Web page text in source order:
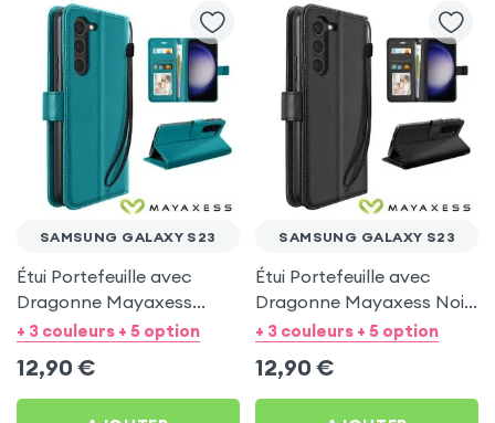
SAMSUNG GALAXY S23
Étui Portefeuille avec
Dragonne Mayaxess
Turquoise pour Samsung
+ 3 couleurs + 5 option
12,90 €
SAMSUNG GALAXY S23
Étui Portefeuille avec
Dragonne Mayaxess Noir
pour Samsung Galaxy S23
+ 3 couleurs + 5 option
12,90 €